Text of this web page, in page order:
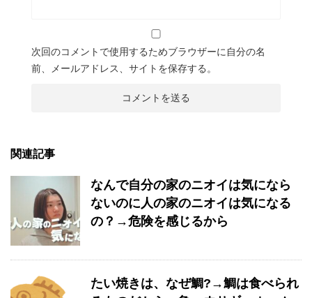
次回のコメントで使用するためブラウザーに自分の名
前、メールアドレス、サイトを保存する。
関連記事
なんで自分の家のニオイは気になら
ないのに人の家のニオイは気になる
の？→危険を感じるから
たい焼きは、なぜ鯛?→鯛は食べられ